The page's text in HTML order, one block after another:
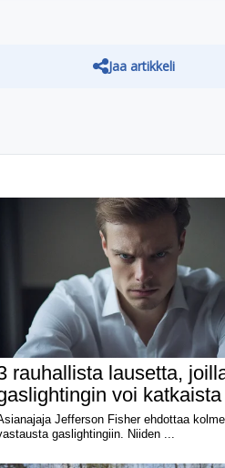
Jaa artikkeli